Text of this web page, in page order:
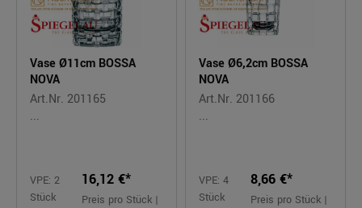
Vase Ø11cm BOSSA
NOVA
Art.Nr. 201165
...
VPE: 2
Stück
16,12 €*
Preis pro Stück |
Vase Ø6,2cm BOSSA
NOVA
Art.Nr. 201166
...
VPE: 4
Stück
8,66 €*
Preis pro Stück |